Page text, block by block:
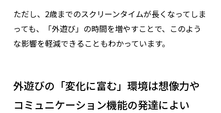
ただし、2歳までのスクリーンタイムが長くなってしま
っても、「外遊び」の時間を増やすことで、このよう
な影響を軽減できることもわかっています。
外遊びの「変化に富む」環境は想像力や
コミュニケーション機能の発達によい